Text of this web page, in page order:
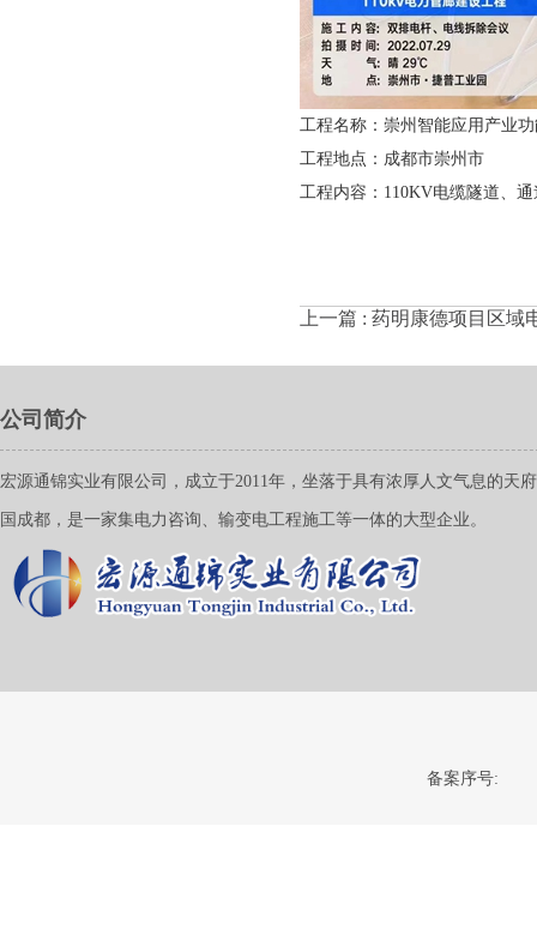
工程名称：崇州智能应用产业
工程地点：成都市崇州市
工程内容：110KV电缆隧道、
上一篇 : 药明康德项目区域
公司简介
宏源通锦实业有限公司，成立于2011年，坐落于具有浓厚人文气息的天
国成都，是一家集电力咨询、输变电工程施工等一体的大型企业。
备案序号: